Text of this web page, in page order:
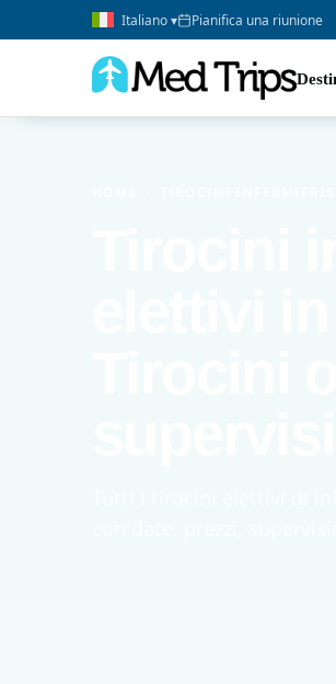
Italiano ▾ Pianifica una riunione